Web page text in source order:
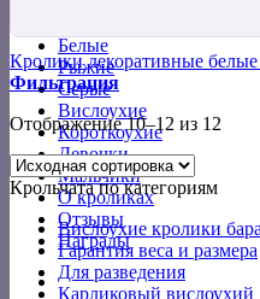
Белые
Рыжие
Серые
Вислоухие
Короткоухие
Девочки
Мальчики
О кроликах
Отзывы
Награды
Кролики декоративные
Фильтрация
Отображение 10–12 из 12
Крольчата по категориям
Вислоухие кролики
Гарантия веса и размера
Для разведения
Карликовый вислоухий